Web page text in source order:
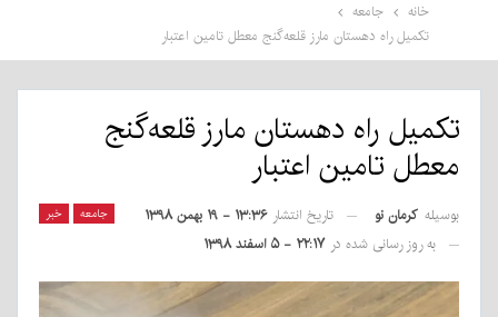
خانه
جامعه
تکمیل راه دهستان مارز قلعه‌گنج معطل تامین اعتبار
تکمیل راه دهستان مارز قلعه‌گنج
معطل تامین اعتبار
جامعه خبر بوسیله کرمان نو تاریخ انتشار ۱۳:۳۶ - ۱۹ بهمن ۱۳۹۸
به روز رسانی شده در ۲۲:۱۷ - ۵ اسفند ۱۳۹۸